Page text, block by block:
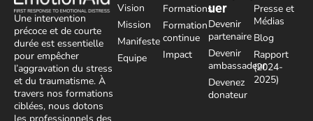
Une intervention
précoce et de courte
durée est essentielle
pour empêcher
l’aggravation du stress
et du traumatisme. À
travers nos formations
ciblées, nous dotons
Vision
Mission
Manifeste
Equipe
Formations
Formation
continue
Impact
uer
Devenir
partenaire
Devenir
ambassadeur
Devenez
donateur
Presse et
Médias
Blog
Rapport
(2024-
2025)